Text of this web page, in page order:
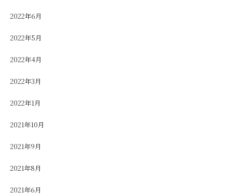
2022年6月
2022年5月
2022年4月
2022年3月
2022年1月
2021年10月
2021年9月
2021年8月
2021年6月